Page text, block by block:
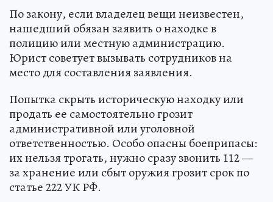
По закону, если владелец вещи неизвестен,
нашедший обязан заявить о находке в
полицию или местную администрацию.
Юрист советует вызывать сотрудников на
место для составления заявления.
Попытка скрыть историческую находку или
продать ее самостоятельно грозит
административной или уголовной
ответственностью. Особо опасны боеприпасы:
их нельзя трогать, нужно сразу звонить 112 —
за хранение или сбыт оружия грозит срок по
статье 222 УК РФ.